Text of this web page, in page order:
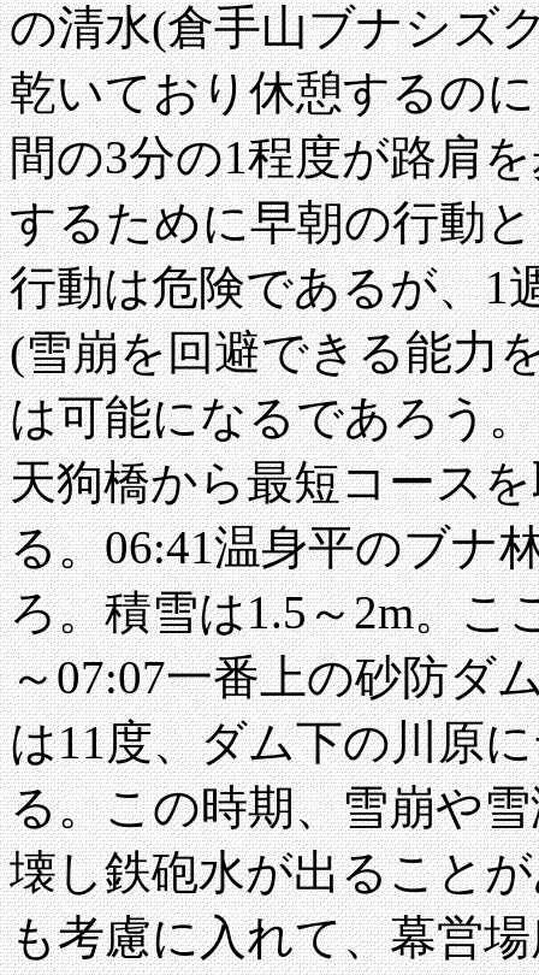
の清水(倉手山ブナシズ
乾いており休憩するの
間の3分の1程度が路肩
するために早朝の行動
行動は危険であるが、1
(雪崩を回避できる能力
は可能になるであろう。
天狗橋から最短コース
る。06:41温身平のブナ
ろ。積雪は1.5～2m。こ
～07:07一番上の砂防ダ
は11度、ダム下の川原
る。この時期、雪崩や
壊し鉄砲水が出ること
も考慮に入れて、幕営